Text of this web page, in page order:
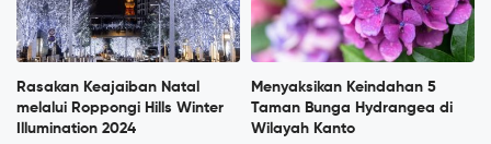
Rasakan Keajaiban Natal
melalui Roppongi Hills Winter
Illumination 2024
Menyaksikan Keindahan 5
Taman Bunga Hydrangea di
Wilayah Kanto